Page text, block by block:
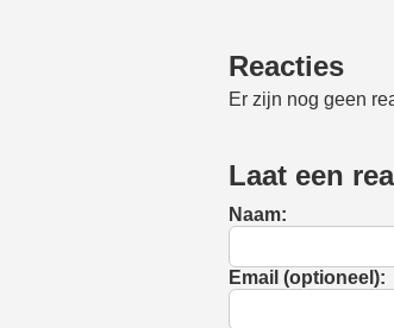
Reacties
Er zijn nog geen
Laat een
Naam:
Email (optioneel):